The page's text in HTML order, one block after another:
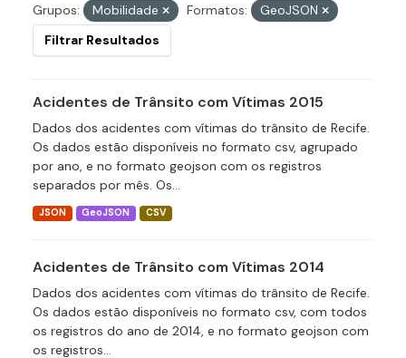
Grupos: Mobilidade Formatos:
GeoJSON
Filtrar Resultados
Acidentes de Trânsito com Vítimas 2015
Dados dos acidentes com vítimas do trânsito de Recife.
Os dados estão disponíveis no formato csv, agrupado
por ano, e no formato geojson com os registros
separados por mês. Os...
JSON GeoJSON CSV
Acidentes de Trânsito com Vítimas 2014
Dados dos acidentes com vítimas do trânsito de Recife.
Os dados estão disponíveis no formato csv, com todos
os registros do ano de 2014, e no formato geojson com
os registros...